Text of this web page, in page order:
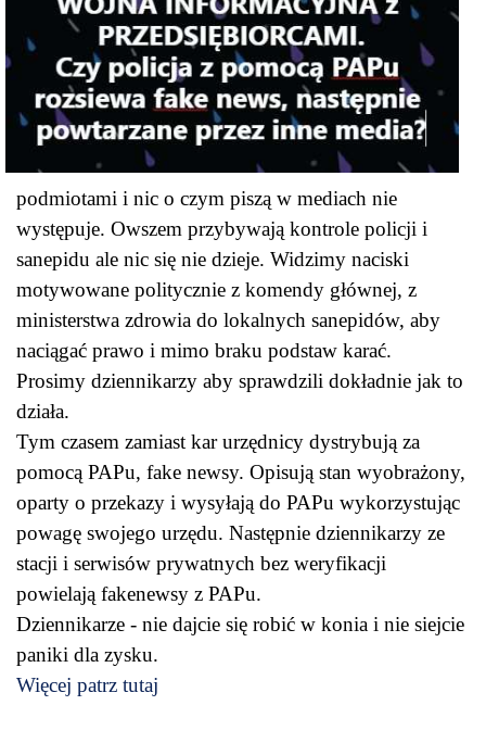
podmiotami i nic o czym piszą w mediach nie
występuje. Owszem przybywają kontrole policji i
sanepidu ale nic się nie dzieje. Widzimy naciski
motywowane politycznie z komendy głównej, z
ministerstwa zdrowia do lokalnych sanepidów, aby
naciągać prawo i mimo braku podstaw karać.
Prosimy dziennikarzy aby sprawdzili dokładnie jak to
działa.
Tym czasem zamiast kar urzędnicy dystrybują za
pomocą PAPu, fake newsy. Opisują stan wyobrażony,
oparty o przekazy i wysyłają do PAPu wykorzystując
powagę swojego urzędu. Następnie dziennikarzy ze
stacji i serwisów prywatnych bez weryfikacji
powielają fakenewsy z PAPu.
Dziennikarze - nie dajcie się robić w konia i nie siejcie
paniki dla zysku.
Więcej patrz tutaj